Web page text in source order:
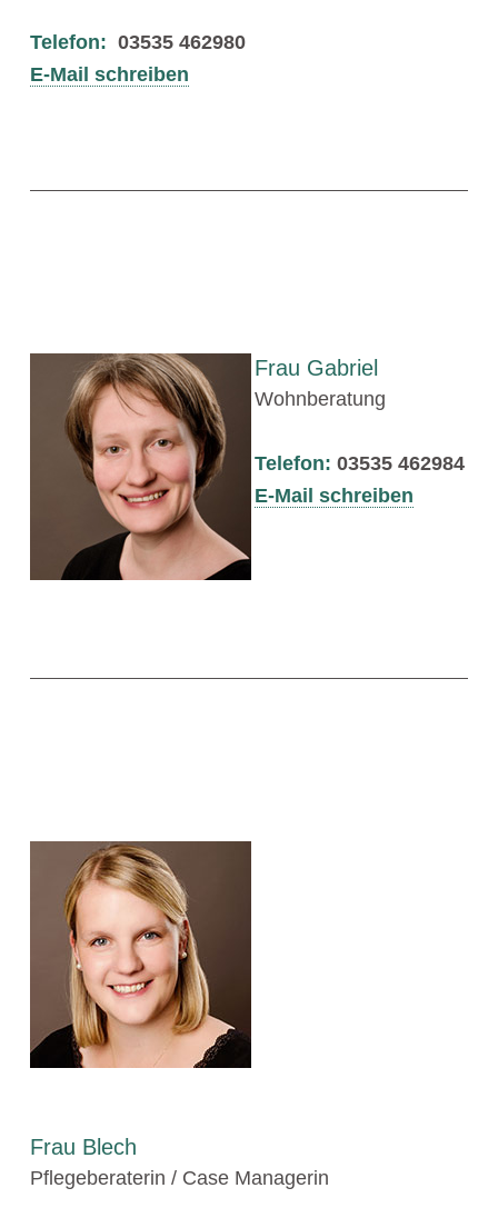
Telefon: 03535 462980
E-Mail schreiben
Frau Gabriel
Wohnberatung
Telefon: 03535 462984
E-Mail schreiben
Frau Blech
Pflegeberaterin / Case Managerin